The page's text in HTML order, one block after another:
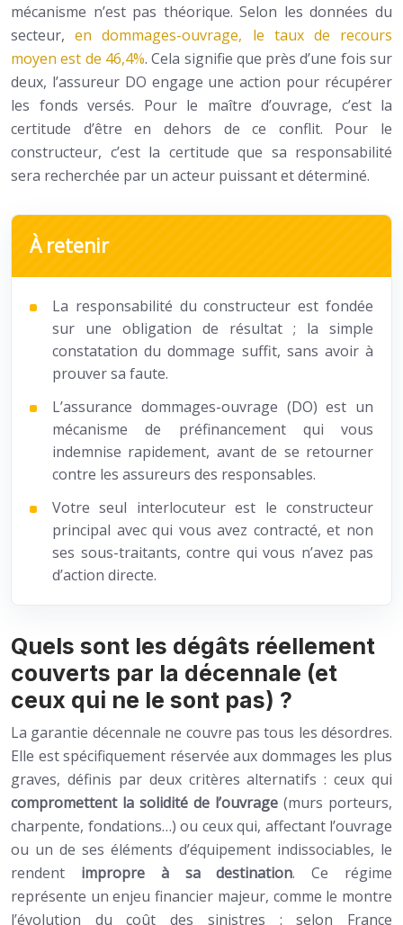
mécanisme n’est pas théorique. Selon les données du
secteur,en dommages-ouvrage, le taux de recours
moyen est de 46,4%. Cela signifie que près d’une fois sur
deux, l’assureur DO engage une action pour récupérer
les fonds versés. Pour le maître d’ouvrage, c’est la
certitude d’être en dehors de ce conflit. Pour le
constructeur, c’est la certitude que sa responsabilité
sera recherchée par un acteur puissant et déterminé.
À retenir
La responsabilité du constructeur est fondée
sur une obligation de résultat ; la simple
constatation du dommage suffit, sans avoir à
prouver sa faute.
L’assurance dommages-ouvrage (DO) est un
mécanisme de préfinancement qui vous
indemnise rapidement, avant de se retourner
contre les assureurs des responsables.
Votre seul interlocuteur est le constructeur
principal avec qui vous avez contracté, et non
ses sous-traitants, contre qui vous n’avez pas
d’action directe.
Quels sont les dégâts réellement
couverts par la décennale (et
ceux qui ne le sont pas) ?
La garantie décennale ne couvre pas tous les désordres.
Elle est spécifiquement réservée aux dommages les plus
graves, définis par deux critères alternatifs : ceux qui
compromettent la solidité de l’ouvrage (murs porteurs,
charpente, fondations…) ou ceux qui, affectant l’ouvrage
ou un de ses éléments d’équipement indissociables, le
rendent impropre à sa destination. Ce régime
représente un enjeu financier majeur, comme le montre
l’évolution du coût des sinistres : selon France